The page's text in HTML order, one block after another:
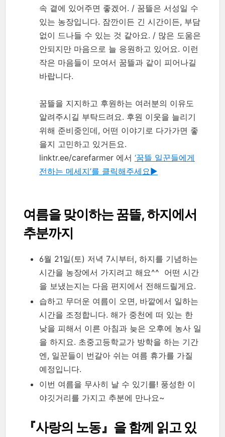
속 곁에 있어주면 좋겠어. / 꿈뜰은 서성일 수
있는 농장입니다. 잠깐이든 긴 시간이든, 부담
없이 드나들 수 있는 것 같아요. / 많은 도움은
안되지만 마음으로 늘 응원하고 있어요. 이런
작은 마음들이 모여서 꿈뜰과 같이 피어나길
바랍니다.
꿈뜰을 지지하고 후원하는 여러분의 이유도
알려주시길 부탁드려요. 후원 이웃을 늘리기
위해 준비중인데, 어떤 이야기로 다가가면 좋
을지 고민하고 있거든요.
linktr.ee/carefarmer 에서 ‘꿈뜰 일꾼들에게
전하는 메세지’를 클릭해주세요▶︎
여름을 맞이하는 꿈뜰, 하지에서
추분까지
6월 21일(토) 저녁 7시부터, 하지를 기념하는
시간을 농장에서 가지려고 해요^^ 어떤 시간
을 보냈는지는 다음 편지에서 전해드릴게요.
습하고 무더운 여름이 오면, 바깥에서 일하는
시간을 조정합니다. 해가 중천에 떠 있는 한
낮을 피해서 이른 아침과 늦은 오후에 농사 일
을 하지요. 초중고등학교가 방학을 하는 기간
엔, 일꾼들이 번갈아 쉬는 여름 휴가를 가질
예정입니다.
이번 여름을 무사히 날 수 있기를! 풍성한 이
야깃거리를 가지고 추분에 만나요~
『사랑의 노동』을 함께 읽고 있